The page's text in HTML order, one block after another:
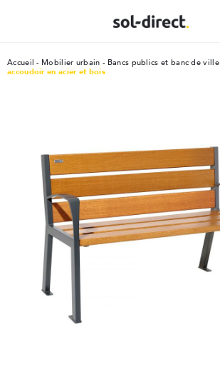
Accueil Mobilier urbain Bancs publics et banc de ville
accoudoir en acier et bois